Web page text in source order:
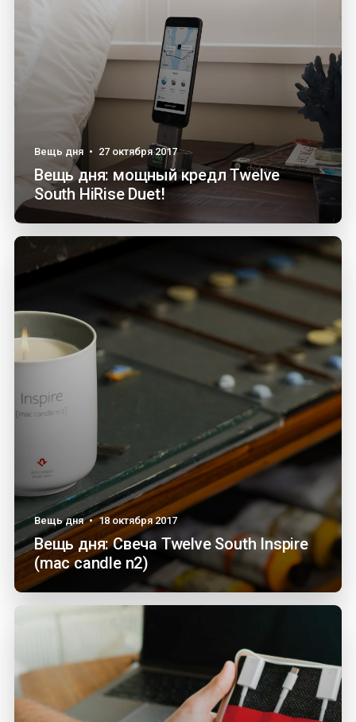
Вещь дня • 27 октября 2017
Вещь дня: мощный кредл Twelve
South HiRise Duet!
Вещь дня • 18 октября 2017
Вещь дня: Свеча Twelve South Inspire
(mac candle n2)